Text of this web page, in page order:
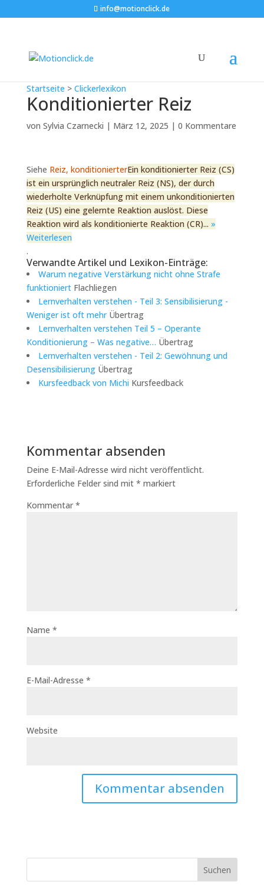
info@motionclick.de
Startseite > Clickerlexikon
Konditionierter Reiz
von Sylvia Czarnecki | März 12, 2025 | 0 Kommentare
Siehe Reiz, konditionierterEin konditionierter Reiz (CS)
ist ein ursprünglich neutraler Reiz (NS), der durch
wiederholte Verknüpfung mit einem unkonditionierten
Reiz (US) eine gelernte Reaktion auslöst. Diese
Reaktion wird als konditionierte Reaktion (CR)... »
Weiterlesen
.
Verwandte Artikel und Lexikon-Einträge:
Warum negative Verstärkung nicht ohne Strafe
funktioniertFlachliegen
Lernverhalten verstehen - Teil 3: Sensibilisierung -
Weniger ist oft mehrÜbertrag
Lernverhalten verstehen Teil 5 – Operante
Konditionierung – Was negative… Übertrag
Lernverhalten verstehen - Teil 2: Gewöhnung und
DesensibilisierungÜbertrag
Kursfeedback von Michi Kursfeedback
Kommentar absenden
Deine E-Mail-Adresse wird nicht veröffentlicht.
Erforderliche Felder sind mit * markiert
Kommentar *
Name *
E-Mail-Adresse *
Website
Suchen